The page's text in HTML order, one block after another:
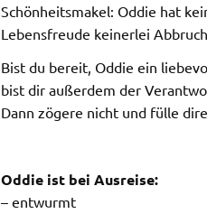
Schönheitsmakel: Oddie hat
Lebensfreude keinerlei
Bist du bereit, Oddie ein
bist dir außerdem der
Dann zögere nicht und fülle
Oddie ist bei Ausreise:
– entwurmt